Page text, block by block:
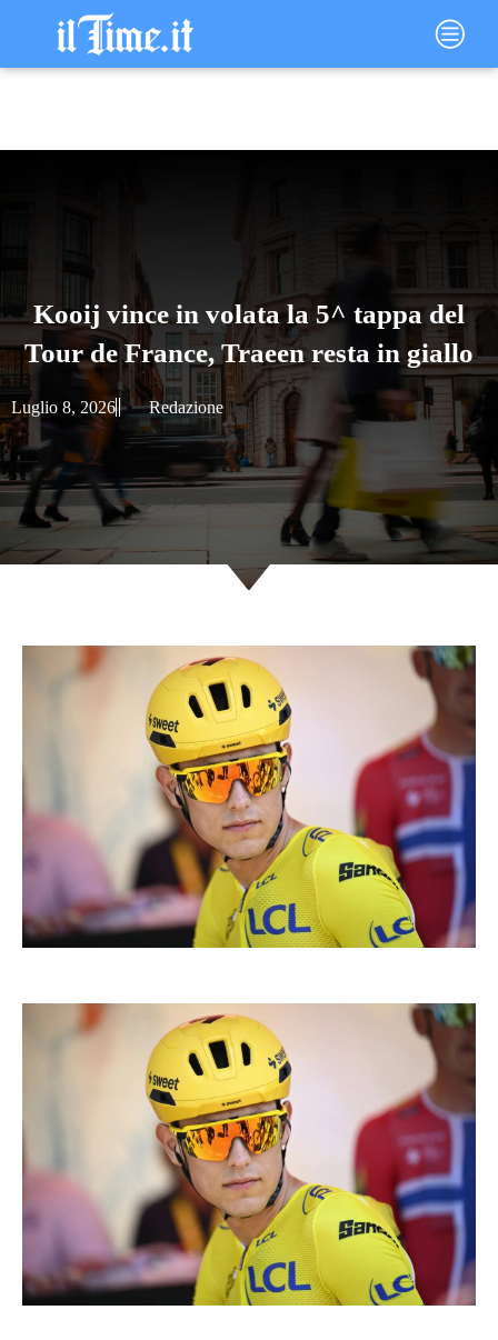
contenuto
Main
Menu
Kooij vince in volata la 5^ tappa del
Tour de France, Traeen resta in giallo
Luglio 8, 2026 Redazione